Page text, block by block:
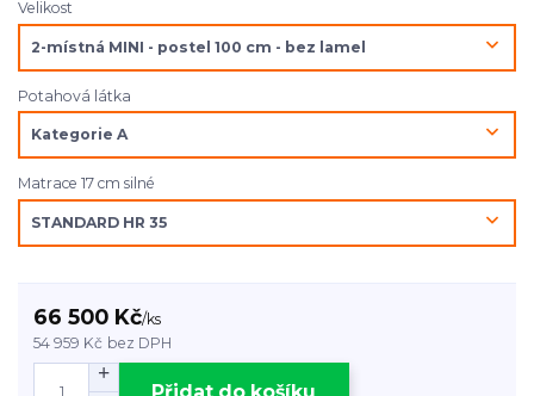
Velikost
Potahová látka
Matrace 17 cm silné
66 500 Kč/ks
54 959 Kč bez DPH